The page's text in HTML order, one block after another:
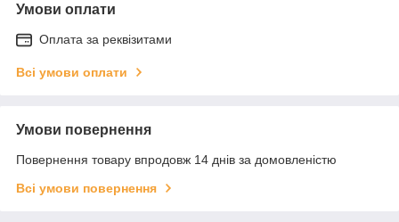
Умови оплати
Оплата за реквізитами
Всі умови оплати
Умови повернення
Повернення товару впродовж 14 днів за домовленістю
Всі умови повернення